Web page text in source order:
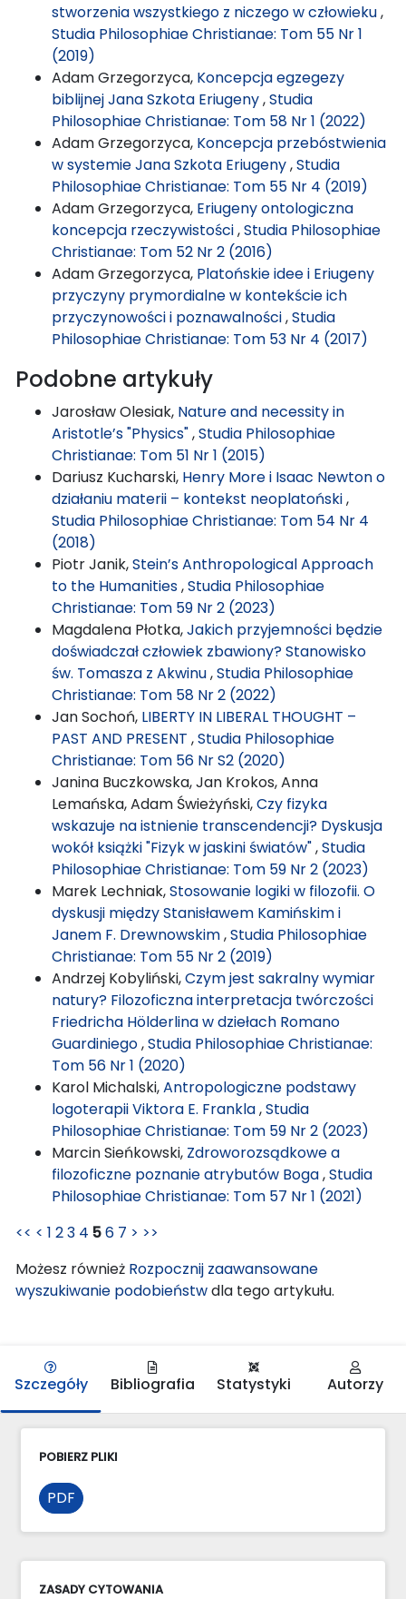
stworzenia wszystkiego z niczego w człowieku,
Studia Philosophiae Christianae: Tom 55 Nr 1
(2019)
Adam Grzegorzyca, Koncepcja egzegezy
biblijnej Jana Szkota Eriugeny,Studia
Philosophiae Christianae: Tom 58 Nr 1 (2022)
Adam Grzegorzyca, Koncepcja przebóstwienia
w systemie Jana Szkota Eriugeny,Studia
Philosophiae Christianae: Tom 55 Nr 4 (2019)
Adam Grzegorzyca, Eriugeny ontologiczna
koncepcja rzeczywistości,Studia Philosophiae
Christianae: Tom 52 Nr 2 (2016)
Adam Grzegorzyca, Platońskie idee i Eriugeny
przyczyny prymordialne w kontekście ich
przyczynowości i poznawalności,Studia
Philosophiae Christianae: Tom 53 Nr 4 (2017)
Podobne artykuły
Jarosław Olesiak, Nature and necessity in
Aristotle’s "Physics",Studia Philosophiae
Christianae: Tom 51 Nr 1 (2015)
Dariusz Kucharski, Henry More i Isaac Newton o
działaniu materii – kontekst neoplatoński,
Studia Philosophiae Christianae: Tom 54 Nr 4
(2018)
Piotr Janik,Stein’s Anthropological Approach
to the Humanities,Studia Philosophiae
Christianae: Tom 59 Nr 2 (2023)
Magdalena Płotka,Jakich przyjemności będzie
doświadczał człowiek zbawiony? Stanowisko
św. Tomasza z Akwinu,Studia Philosophiae
Christianae: Tom 58 Nr 2 (2022)
Jan Sochoń, LIBERTY IN LIBERAL THOUGHT –
PAST AND PRESENT ,Studia Philosophiae
Christianae: Tom 56 Nr S2 (2020)
Janina Buczkowska, Jan Krokos, Anna
Lemańska, Adam Świeżyński,Czy fizyka
wskazuje na istnienie transcendencji? Dyskusja
wokół książki "Fizyk w jaskini światów",Studia
Philosophiae Christianae: Tom 59 Nr 2 (2023)
Marek Lechniak,Stosowanie logiki w filozofii. O
dyskusji między Stanisławem Kamińskim i
Janem F. Drewnowskim,Studia Philosophiae
Christianae: Tom 55 Nr 2 (2019)
Andrzej Kobyliński,Czym jest sakralny wymiar
natury? Filozoficzna interpretacja twórczości
Friedricha Hölderlina w dziełach Romano
Guardiniego,Studia Philosophiae Christianae:
Tom 56 Nr 1 (2020)
Karol Michalski,Antropologiczne podstawy
logoterapii Viktora E. Frankla,Studia
Philosophiae Christianae: Tom 59 Nr 2 (2023)
Marcin Sieńkowski, Zdroworozsądkowe a
filozoficzne poznanie atrybutów Boga,Studia
Philosophiae Christianae: Tom 57 Nr 1 (2021)
<< < 1 23 4 56 7 > >>
Możesz również Rozpocznij zaawansowane
wyszukiwanie podobieństwdla tego artykułu.
Szczegóły Bibliografia Statystyki Autorzy
POBIERZ PLIKI
PDF
ZASADY CYTOWANIA